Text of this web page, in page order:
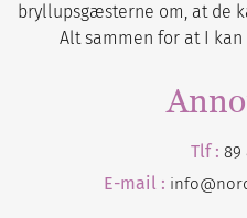
bryllupsgæsterne om, at de
Alt sammen for at I
Tlf : 89
E-mail :